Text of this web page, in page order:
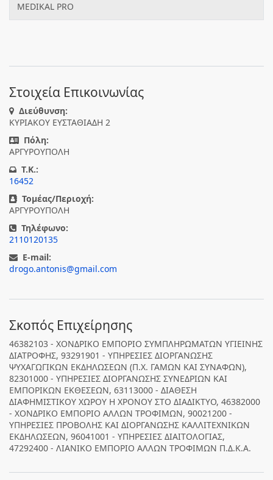
MEDIKAL PRO
Στοιχεία Επικοινωνίας
Διεύθυνση:
ΚΥΡΙΑΚΟΥ ΕΥΣΤΑΘΙΑΔΗ 2
Πόλη:
ΑΡΓΥΡΟΥΠΟΛΗ
T.K.:
16452
Τομέας/Περιοχή:
ΑΡΓΥΡΟΥΠΟΛΗ
Τηλέφωνο:
2110120135
E-mail:
drogo.antonis@gmail.com
Σκοπός Επιχείρησης
46382103 - ΧΟΝΔΡΙΚΟ ΕΜΠΟΡΙΟ ΣΥΜΠΛΗΡΩΜΑΤΩΝ ΥΓΙΕΙΝΗΣ
ΔΙΑΤΡΟΦΗΣ, 93291901 - ΥΠΗΡΕΣΙΕΣ ΔΙΟΡΓΑΝΩΣΗΣ
ΨΥΧΑΓΩΓΙΚΩΝ ΕΚΔΗΛΩΣΕΩΝ (Π.Χ. ΓΑΜΩΝ ΚΑΙ ΣΥΝΑΦΩΝ),
82301000 - ΥΠΗΡΕΣΙΕΣ ΔΙΟΡΓΑΝΩΣΗΣ ΣΥΝΕΔΡΙΩΝ ΚΑΙ
ΕΜΠΟΡΙΚΩΝ ΕΚΘΕΣΕΩΝ, 63113000 - ΔΙΑΘΕΣΗ
ΔΙΑΦΗΜΙΣΤΙΚΟΥ ΧΩΡΟΥ Η ΧΡΟΝΟΥ ΣΤΟ ΔΙΑΔΙΚΤΥΟ, 46382000
- ΧΟΝΔΡΙΚΟ ΕΜΠΟΡΙΟ ΑΛΛΩΝ ΤΡΟΦΙΜΩΝ, 90021200 -
ΥΠΗΡΕΣΙΕΣ ΠΡΟΒΟΛΗΣ ΚΑΙ ΔΙΟΡΓΑΝΩΣΗΣ ΚΑΛΛΙΤΕΧΝΙΚΩΝ
ΕΚΔΗΛΩΣΕΩΝ, 96041001 - ΥΠΗΡΕΣΙΕΣ ΔΙΑΙΤΟΛΟΓΙΑΣ,
47292400 - ΛΙΑΝΙΚΟ ΕΜΠΟΡΙΟ ΑΛΛΩΝ ΤΡΟΦΙΜΩΝ Π.Δ.Κ.Α.